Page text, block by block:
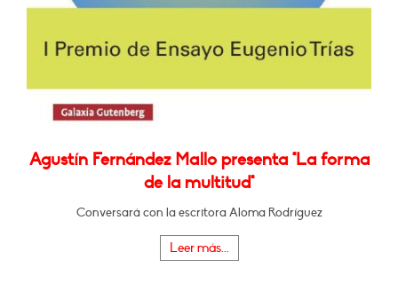
Agustín Fernández Mallo presenta "La forma
de la multitud"
Conversará con la escritora Aloma Rodríguez
Leer más...